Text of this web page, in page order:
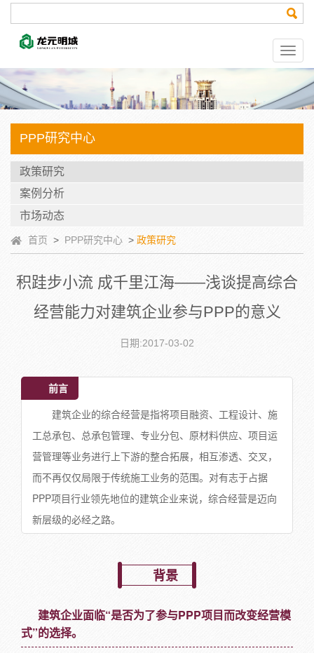
PPP研究中心
政策研究
案例分析
市场动态
首页 > PPP研究中心 > 政策研究
积跬步小流 成千里江海——浅谈提高综合
经营能力对建筑企业参与PPP的意义
日期:2017-03-02
前言
建筑企业的综合经营是指将项目融资、工程设计、施
工总承包、总承包管理、专业分包、原材料供应、项目运
营管理等业务进行上下游的整合拓展，相互渗透、交叉，
而不再仅仅局限于传统施工业务的范围。对有志于占据
PPP项目行业领先地位的建筑企业来说，综合经营是迈向
新层级的必经之路。
背景
建筑企业面临“是否为了参与PPP项目而改变经营模
式”的选择。